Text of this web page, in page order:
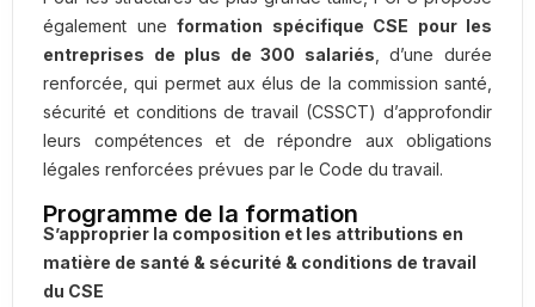
également une formation spécifique CSE pour les
entreprises de plus de 300 salariés , d’une durée
renforcée, qui permet aux élus de la commission santé,
sécurité et conditions de travail (CSSCT) d’approfondir
leurs compétences et de répondre aux obligations
légales renforcées prévues par le Code du travail.
Programme de la formation
S’approprier la composition et les attributions en
matière de santé & sécurité & conditions de travail
du CSE